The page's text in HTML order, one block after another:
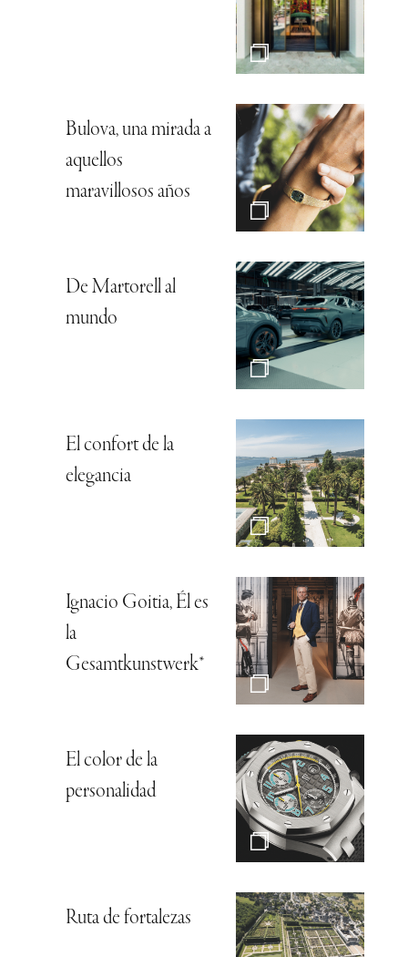
Bulova, una mirada a
aquellos
maravillosos años
De Martorell al
mundo
El confort de la
elegancia
Ignacio Goitia, Él es
la
Gesamtkunstwerk*
El color de la
personalidad
Ruta de fortalezas